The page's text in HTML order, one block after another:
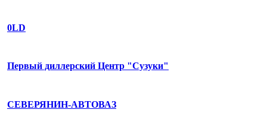
0LD
Первый диллерский Центр "Сузуки"
СЕВЕРЯНИН-АВТОВАЗ